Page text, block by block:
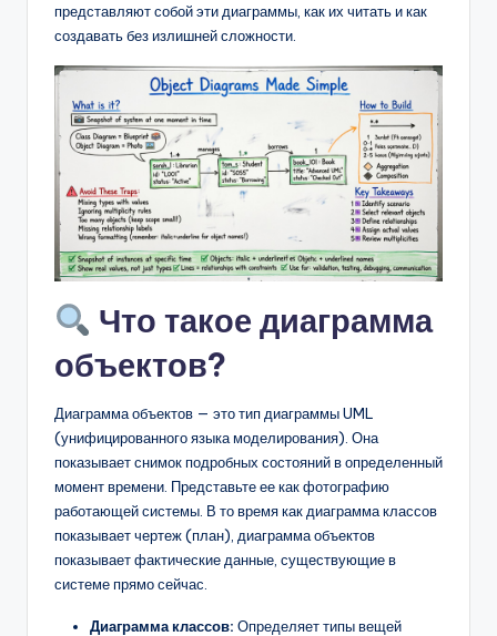
&
D
si
представляют собой эти диаграммы, как их читать и как
создавать без излишней сложности.
Что такое диаграмма
объектов?
Диаграмма объектов — это тип диаграммы UML
(унифицированного языка моделирования). Она
показывает снимок подробных состояний в определенный
момент времени. Представьте ее как фотографию
работающей системы. В то время как диаграмма классов
показывает чертеж (план), диаграмма объектов
показывает фактические данные, существующие в
системе прямо сейчас.
Диаграмма классов: Определяет типы вещей